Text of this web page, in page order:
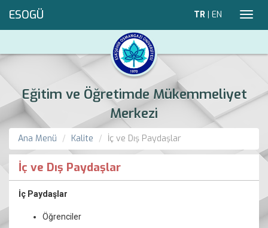
ESOGÜ TR | EN
Eğitim ve Öğretimde Mükemmeliyet
Merkezi
Ana Menü Kalite İç ve Dış Paydaşlar
İç ve Dış Paydaşlar
İç Paydaşlar
Öğrenciler